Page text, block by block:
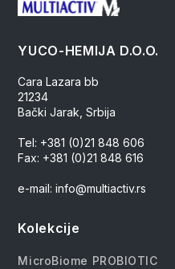
YUCO-HEMIJA D.O.O.
Cara Lazara bb
21234
Bački Jarak, Srbija
Tel: +381 (0)21 848 606
Fax: +381 (0)21 848 616
e-mail: info@multiactiv.rs
Kolekcije
MicroBiome PROBIOTIC